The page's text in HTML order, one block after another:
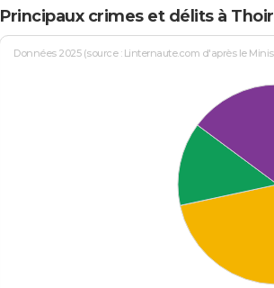
Principaux crimes et délits à
Données 2025 (source : Linternaute.com d'après le